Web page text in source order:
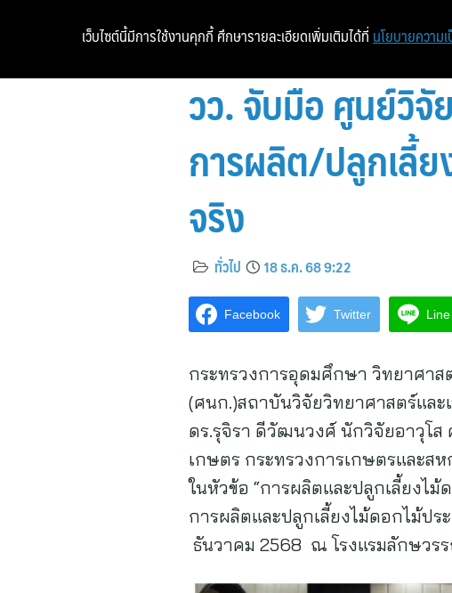
วว. จับมือ ศูนย์วิ
การผลิต/ปลูกเลี้ย
จริง
ทั่วไป 18 ธ.ค. 68 9:22
Facebook Twitter Line
กระทรวงการอุดมศึกษา วิทยาศาส
(ศนก.)สถาบันวิจัยวิทยาศาสตร์และ
ดร.รุจิรา ดีวัฒนวงศ์ นักวิจัยอาวุโ
เกษตร กระทรวงการเกษตรและ
ในหัวข้อ “การผลิตและปลูกเลี้ยงไ
การผลิตและปลูกเลี้ยงไม้ดอกไม้ปร
ธันวาคม 2568 ณ โรงแรมลักษวร
เว็บไซต์นี้มีการใช้งานคุกกี้ ศึกษารายละเอียดเพิ่มเติมได้ที่ นโยบายความ